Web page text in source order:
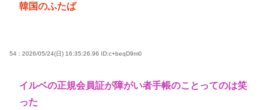
韓国のふたば
54 : 2026/05/24(日) 16:35:26.96 ID:c+beqD9m0
イルベの正規会員証が障がい者手帳のことってのは笑
った